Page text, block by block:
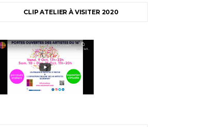
CLIP ATELIER À VISITER 2020